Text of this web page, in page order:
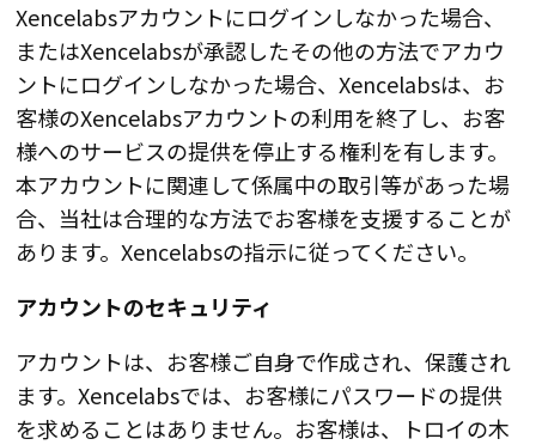
Xencelabsアカウントにログインしなかった場合、
またはXencelabsが承認したその他の方法でアカウ
ントにログインしなかった場合、Xencelabsは、お
客様のXencelabsアカウントの利用を終了し、お客
様へのサービスの提供を停止する権利を有します。
本アカウントに関連して係属中の取引等があった場
合、当社は合理的な方法でお客様を支援することが
あります。Xencelabsの指示に従ってください。
アカウントのセキュリティ
アカウントは、お客様ご自身で作成され、保護され
ます。Xencelabsでは、お客様にパスワードの提供
を求めることはありません。お客様は、トロイの木